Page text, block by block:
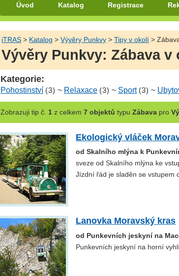
Úvod Katalog Registrace
iTRAS > Katalog >Vývěry Punkvy >Tipy v okolí >
Vývěry Punkvy: Zábava v
Kategorie:
Pohostinství (3) ~ Relaxace (3) ~ Sport (3) ~
Zobrazujitip č. 1z celkem 7 objektů typu Zábavapro
Ekologický vláček
od Skalního mlýna k
sveze od Skalního mlýna ke
Jízdní řád je sladěn se vstupem
Lanovka Moravský kras
od Punkevních jeskyní na
Punkevních jeskyní na horní